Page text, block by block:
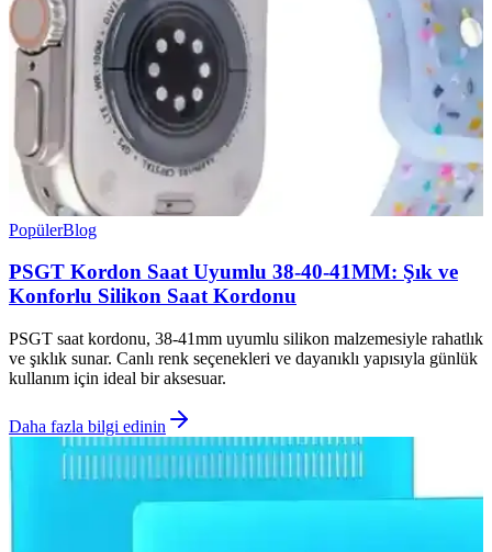
PopülerBlog
PSGT Kordon Saat Uyumlu 38-40-41MM: Şık ve
Konforlu Silikon Saat Kordonu
PSGT saat kordonu, 38-41mm uyumlu silikon malzemesiyle rahatlık
ve şıklık sunar. Canlı renk seçenekleri ve dayanıklı yapısıyla günlük
kullanım için ideal bir aksesuar.
Daha fazla bilgi edinin